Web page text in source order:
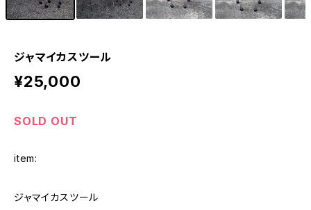
ジャマイカスツール
¥25,000
SOLD OUT
item:
ジャマイカスツール